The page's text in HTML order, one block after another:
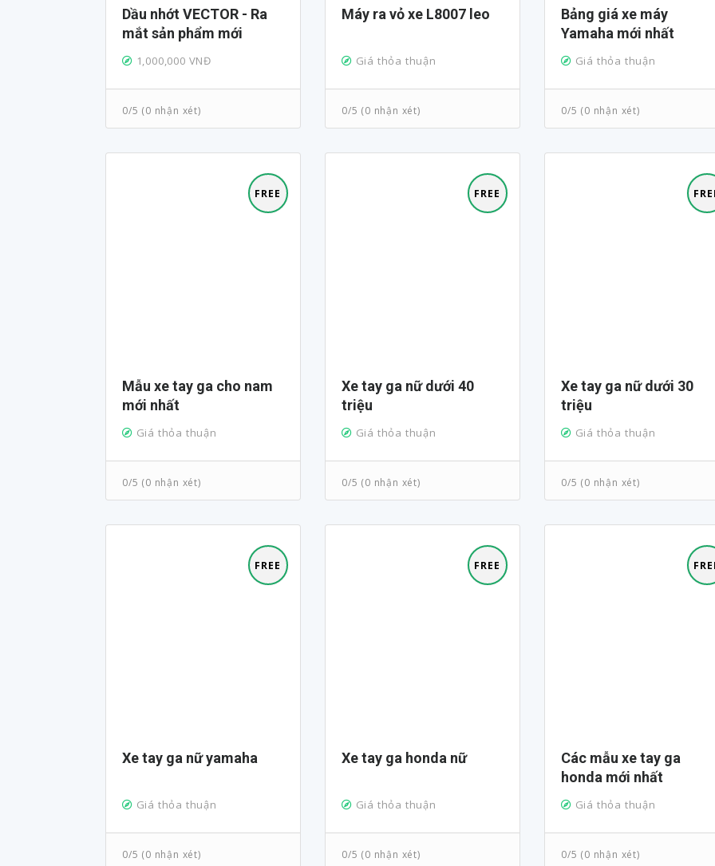
Dầu nhớt VECTOR - Ra
mắt sản phẩm mới
1,000,000 VNĐ
0/5 (0 nhận xét)
Máy ra vỏ xe L8007 leo
Giá thỏa thuận
0/5 (0 nhận xét)
Bảng giá xe máy
Yamaha mới nhất
Giá thỏa thuận
0/5 (0 nhận xét)
FREE
Mẫu xe tay ga cho nam
mới nhất
Giá thỏa thuận
0/5 (0 nhận xét)
FREE
Xe tay ga nữ dưới 40
triệu
Giá thỏa thuận
0/5 (0 nhận xét)
Xe tay ga nữ dưới 30
triệu
Giá thỏa thuận
0/5 (0 nhận xét)
FREE
Xe tay ga nữ yamaha
Giá thỏa thuận
0/5 (0 nhận xét)
FREE
Xe tay ga honda nữ
Giá thỏa thuận
0/5 (0 nhận xét)
Các mẫu xe tay ga
honda mới nhất
Giá thỏa thuận
0/5 (0 nhận xét)